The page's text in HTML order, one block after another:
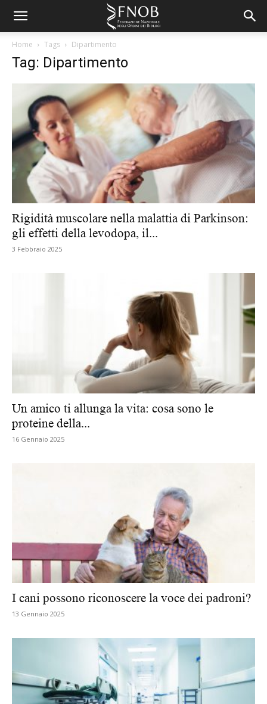
Home Tags Dipartimento
Tag: Dipartimento
Rigidità muscolare nella malattia di Parkinson:
gli effetti della levodopa, il...
3 Febbraio 2025
Un amico ti allunga la vita: cosa sono le
proteine della...
16 Gennaio 2025
I cani possono riconoscere la voce dei padroni?
13 Gennaio 2025